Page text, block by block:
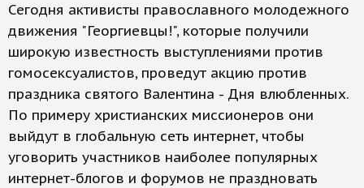
Сегодня активисты православного молодежного
движения "Георгиевцы!", которые получили
широкую известность выступлениями против
гомосексуалистов, проведут акцию против
праздника святого Валентина - Дня влюбленных.
По примеру христианских миссионеров они
выйдут в глобальную сеть интернет, чтобы
уговорить участников наиболее популярных
интернет-блогов и форумов не праздновать